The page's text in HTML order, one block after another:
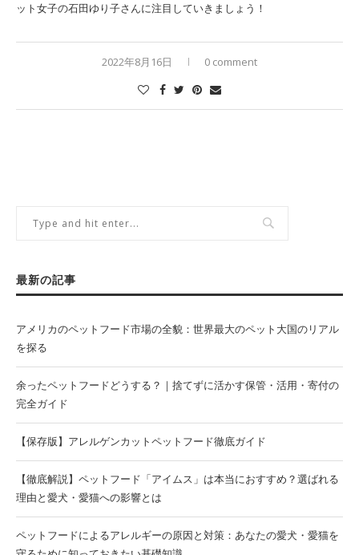
ット女子の石田ゆり子さんに注目していきましょう！
2022年8月16日 0 comment
最新の記事
アメリカのペットフード市場の全貌：世界最大のペット大国のリアル
を探る
余ったペットフードどうする？｜捨てずに活かす保管・活用・寄付の
完全ガイド
【保存版】アレルゲンカットペットフード徹底ガイド
【徹底解説】ペットフード「アイムス」は本当におすすめ？選ばれる
理由と愛犬・愛猫への影響とは
ペットフードによるアレルギーの原因と対策：あなたの愛犬・愛猫を